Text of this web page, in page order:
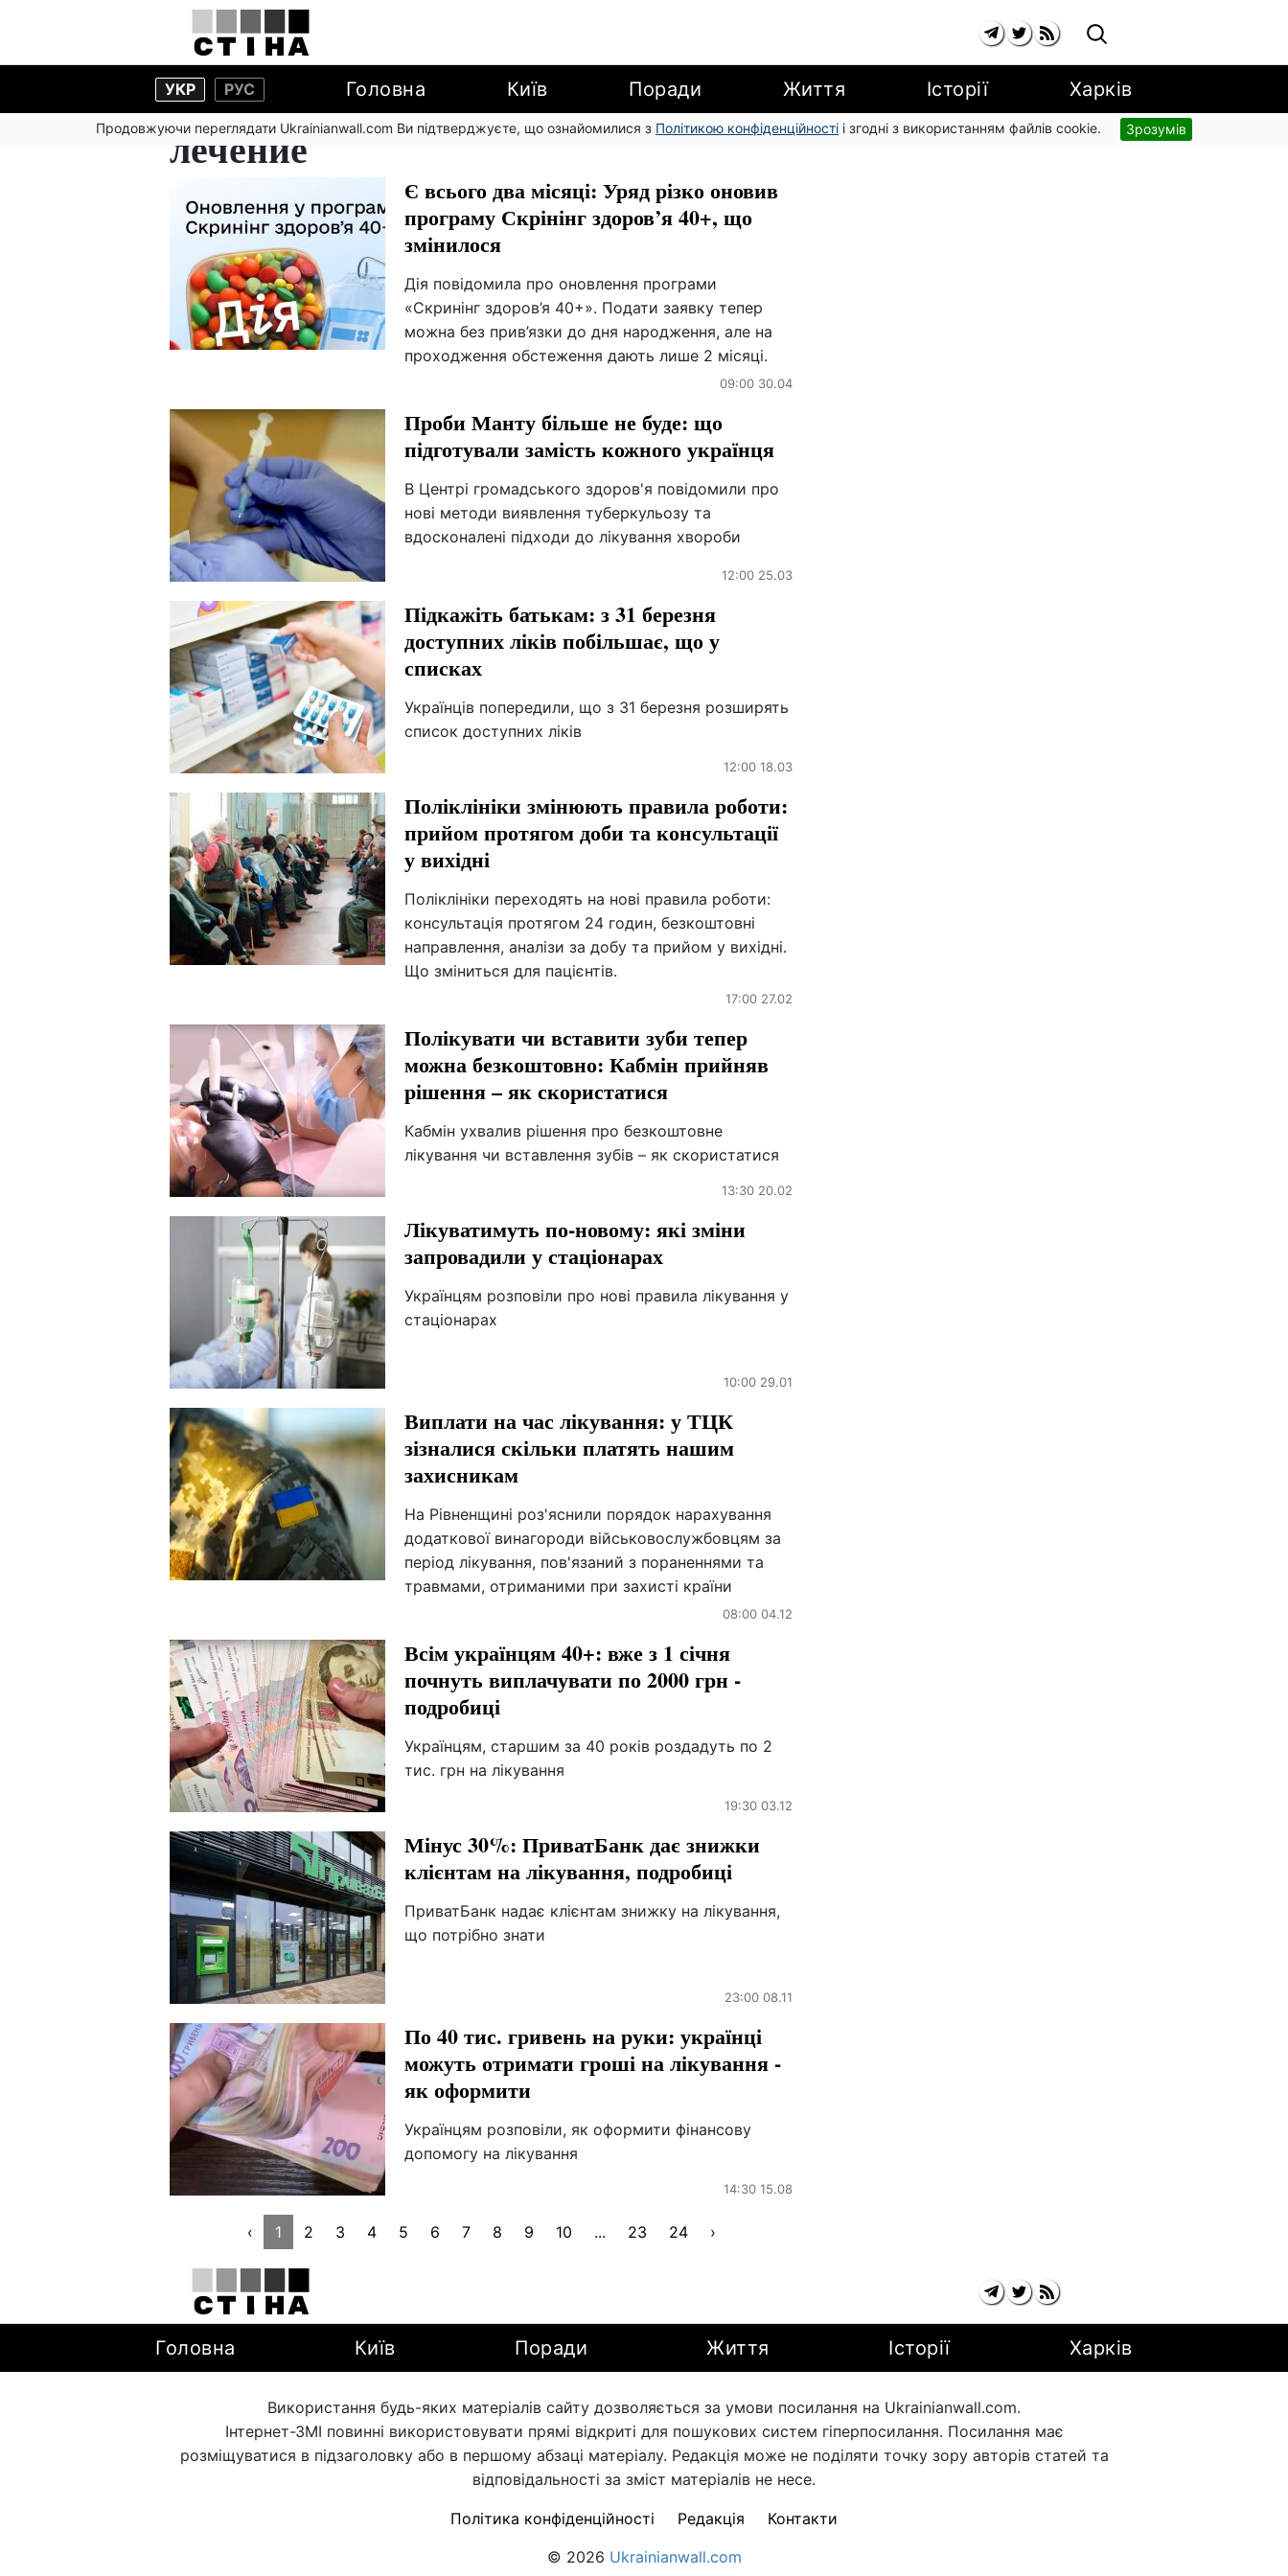
УКР РУС Головна Київ Поради Життя Історії Харків
Продовжуючи переглядати Ukrainianwall.com Ви підтверджуєте, що ознайомилися з Політикою конфіденційності і згодні з використанням файлів cookie. Зрозумів
лечение
Є всього два місяці: Уряд різко оновив
програму Скрінінг здоров’я 40+, що
змінилося
Дія повідомила про оновлення програми
«Скринінг здоров’я 40+». Подати заявку тепер
можна без прив’язки до дня народження, але на
проходження обстеження дають лише 2 місяці.
09:00 30.04
Проби Манту більше не буде: що
підготували замість кожного українця
В Центрі громадського здоров'я повідомили про
нові методи виявлення туберкульозу та
вдосконалені підходи до лікування хвороби
12:00 25.03
Підкажіть батькам: з 31 березня
доступних ліків побільшає, що у
списках
Українців попередили, що з 31 березня розширять
список доступних ліків
12:00 18.03
Поліклініки змінюють правила роботи:
прийом протягом доби та консультації
у вихідні
Поліклініки переходять на нові правила роботи:
консультація протягом 24 годин, безкоштовні
направлення, аналізи за добу та прийом у вихідні.
Що зміниться для пацієнтів.
17:00 27.02
Полікувати чи вставити зуби тепер
можна безкоштовно: Кабмін прийняв
рішення – як скористатися
Кабмін ухвалив рішення про безкоштовне
лікування чи вставлення зубів – як скористатися
13:30 20.02
Лікуватимуть по-новому: які зміни
запровадили у стаціонарах
Українцям розповіли про нові правила лікування у
стаціонарах
10:00 29.01
Виплати на час лікування: у ТЦК
зізналися скільки платять нашим
захисникам
На Рівненщині роз'яснили порядок нарахування
додаткової винагороди військовослужбовцям за
період лікування, пов'язаний з пораненнями та
травмами, отриманими при захисті країни
08:00 04.12
Всім українцям 40+: вже з 1 січня
почнуть виплачувати по 2000 грн -
подробиці
Українцям, старшим за 40 років роздадуть по 2
тис. грн на лікування
19:30 03.12
Мінус 30%: ПриватБанк дає знижки
клієнтам на лікування, подробиці
ПриватБанк надає клієнтам знижку на лікування,
що потрібно знати
23:00 08.11
По 40 тис. гривень на руки: українці
можуть отримати гроші на лікування -
як оформити
Українцям розповіли, як оформити фінансову
допомогу на лікування
14:30 15.08
‹ 1 2 3 4 5 6 7 8 9 10 ... 23 24 ›
Головна Київ Поради Життя Історії Харків
Використання будь-яких матеріалів сайту дозволяється за умови посилання на Ukrainianwall.com.
Інтернет-ЗМІ повинні використовувати прямі відкриті для пошукових систем гіперпосилання. Посилання має
розміщуватися в підзаголовку або в першому абзаці матеріалу. Редакція може не поділяти точку зору авторів статей та
відповідальності за зміст матеріалів не несе.
Політика конфіденційності Редакція
Контакти
© 2026 Ukrainianwall.com